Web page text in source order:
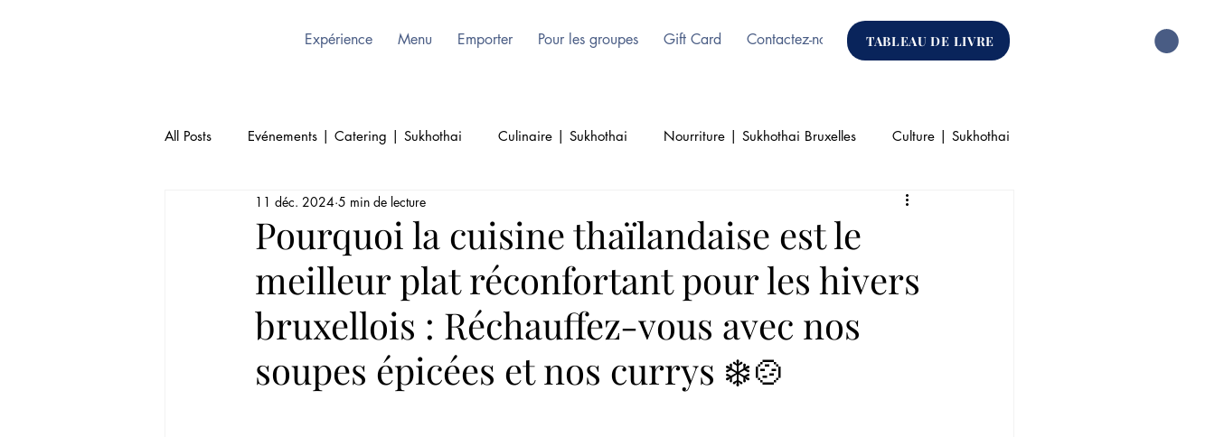
TABLEAU DE LIVRE
Expérience Menu Emporter Pour les groupes Gift Card Contactez-nous
All Posts Evénements | Catering | Sukhothai Culinaire | Sukhothai Nourriture | Sukhothai Bruxelles Culture | Sukhothai
Restaurant | Sukhothai Bruxelles
Thailande | Sukohthai Restaurant Thai Cuisine | Authentique Thai
Pourquoi la cuisine thaïlandaise est le
meilleur plat réconfortant pour les hivers
bruxellois : Réchauffez-vous avec nos
soupes épicées et nos currys ❄️🍲
11 déc. 2024 5 min de lecture